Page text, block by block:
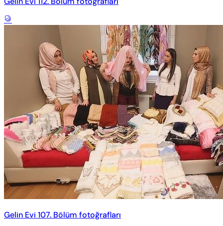
Gelin Evi 107. Bölüm fotoğrafları